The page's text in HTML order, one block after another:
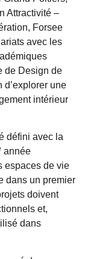
Attractivité –
Forsee
avec les
de Design de
d’explorer une
intérieur
défini avec la
année
espaces de vie
dans un premier
doivent
et,
dans